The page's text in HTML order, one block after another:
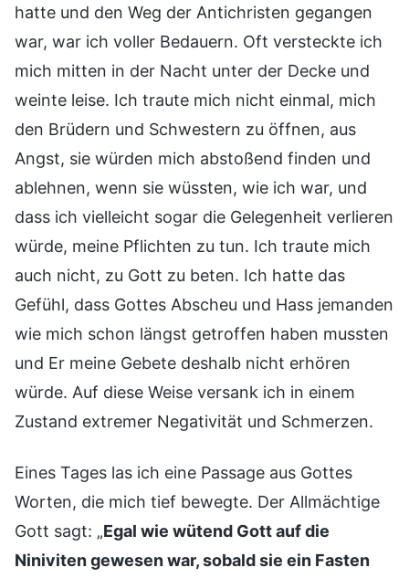
hatte und den Weg der Antichristen gegangen
war, war ich voller Bedauern. Oft versteckte ich
mich mitten in der Nacht unter der Decke und
weinte leise. Ich traute mich nicht einmal, mich
den Brüdern und Schwestern zu öffnen, aus
Angst, sie würden mich abstoßend finden und
ablehnen, wenn sie wüssten, wie ich war, und
dass ich vielleicht sogar die Gelegenheit verlieren
würde, meine Pflichten zu tun. Ich traute mich
auch nicht, zu Gott zu beten. Ich hatte das
Gefühl, dass Gottes Abscheu und Hass jemanden
wie mich schon längst getroffen haben mussten
und Er meine Gebete deshalb nicht erhören
würde. Auf diese Weise versank ich in einem
Zustand extremer Negativität und Schmerzen.
Eines Tages las ich eine Passage aus Gottes
Worten, die mich tief bewegte. Der Allmächtige
Gott sagt: „Egal wie wütend Gott auf die
Niniviten gewesen war, sobald sie ein Fasten